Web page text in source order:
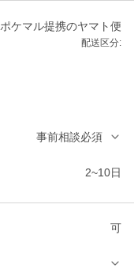
ポケマル提携のヤマト便
配送区分:
事前相談必須
2~10日
可